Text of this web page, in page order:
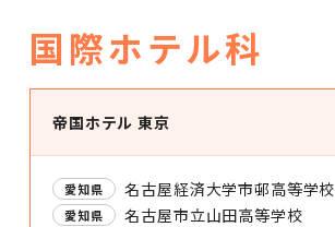
国際ホテル科
帝国ホテル 東京
愛知県 名古屋経済大学市邨高等学校
愛知県 名古屋市立山田高等学校